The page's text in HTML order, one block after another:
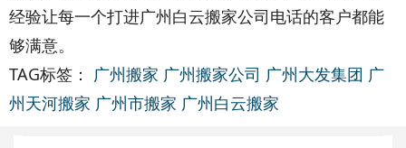
经验让每一个打进广州白云搬家公司电话的客户都能
够满意。
TAG标签： 广州搬家 广州搬家公司 广州大发集团 广
州天河搬家 广州市搬家 广州白云搬家